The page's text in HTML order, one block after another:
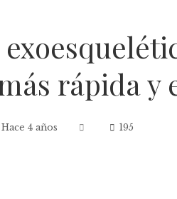
rápida y
Hace 4 años 195